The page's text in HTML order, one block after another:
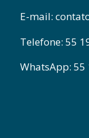
E-mail:
Telefone: 55
WhatsApp: 55